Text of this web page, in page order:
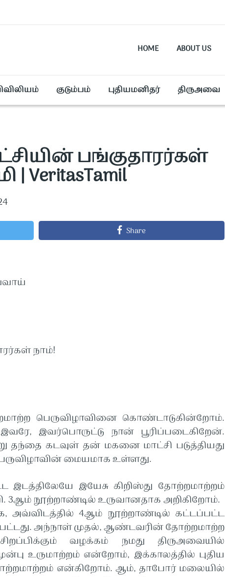
HOME ABOUT US
குடும்பம் புதியமனிதர் திருஅவை
பங்குதாரர்கள்
VeritasTamil
Share
நாம்!
பெருவிழாவினை கொண்டாடுகின்றோம்.
இவர்பொருட்டு நான் பூரிப்படைகிறேன்.
தந்தை கடவுள் தன் மகனை மாட்சி படுத்தியது
மையமாக உள்ளது.
இடத்திலேயே இயேசு கிறிஸ்து தோற்றமாற்றம்
3ஆம் நூற்றாண்டில் உருவானதாக அறிகிறோம்.
அவ்விடத்தில் 4ஆம் நூற்றாண்டில் கட்டப்பட்ட
அந்நாள் முதல், ஆண்டவரின் தோற்றமாற்ற
வழக்கம் நமது திருஅவையில்
உருமாற்றம் என்றோம், இக்காலத்தில் புதிய
என்கிறோம். ஆம், தாபோர் மலையில்